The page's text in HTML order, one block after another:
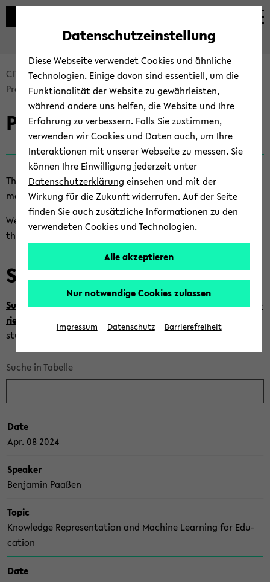
Automatische
vermeiden
zum
wechseln
zum
wechseln
zum
wechseln
Bread­
crumb
sprin­
gen
Haupt­
me­
wech­
seln
CITEC En­vi­ron­ment
CITEC Lec­tu­re Se­ries
Pre­vious Se­mes­ters
Pre­vious Se­mes­ters
This page is about the CITEC Lec­tu­re Se­ries inpre­vious
mes­ters.
We also have re­cent in­for­ma­ti­on about the
the cur­rent se­mes­ter
Sum­mer Se­mes­ter 2024
Sum­ma­ry and re­view of the sum­mer 2024 CITEC Lec­tu­re Se­
ries (PDF)
from the per­spec­ti­ve of com­pu­ter sci­ence PhD
stu­dents
Suche in Tabelle
Date
Apr. 08 2024
Spea­ker
Ben­ja­min Paa­ßen
Topic
Know­ledge Re­p­re­sen­ta­ti­on and Ma­chi­ne Lear­ning for Edu­
ca­ti­on
Date
Datenschutzeinstellung
Diese Webseite verwendet Cookies und ähnliche
Technologien. Einige davon sind essentiell, um die
Funktionalität der Website zu gewährleisten,
während andere uns helfen, die Website und Ihre
Erfahrung zu verbessern. Falls Sie zustimmen,
verwenden wir Cookies und Daten auch, um Ihre
Interaktionen mit unserer Webseite zu messen. Sie
können Ihre Einwilligung jederzeit unter
Datenschutzerklärung einsehen und mit der
Wirkung für die Zukunft widerrufen. Auf der Seite
finden Sie auch zusätzliche Informationen zu den
verwendeten Cookies und Technologien.
Alle akzeptieren
Nur notwendige Cookies zulassen
Impressum Datenschutz Barrierefreiheit